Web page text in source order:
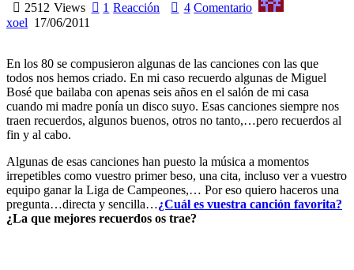
2512 Views 1 Reacción 4 Comentario
xoel 17/06/2011
En los 80 se compusieron algunas de las canciones con las que
todos nos hemos criado. En mi caso recuerdo algunas de Miguel
Bosé que bailaba con apenas seis años en el salón de mi casa
cuando mi madre ponía un disco suyo. Esas canciones siempre nos
traen recuerdos, algunos buenos, otros no tanto,…pero recuerdos al
fin y al cabo.
Algunas de esas canciones han puesto la música a momentos
irrepetibles como vuestro primer beso, una cita, incluso ver a vuestro
equipo ganar la Liga de Campeones,… Por eso quiero haceros una
pregunta…directa y sencilla…¿Cuál es vuestra canción favorita?
¿La que mejores recuerdos os trae?